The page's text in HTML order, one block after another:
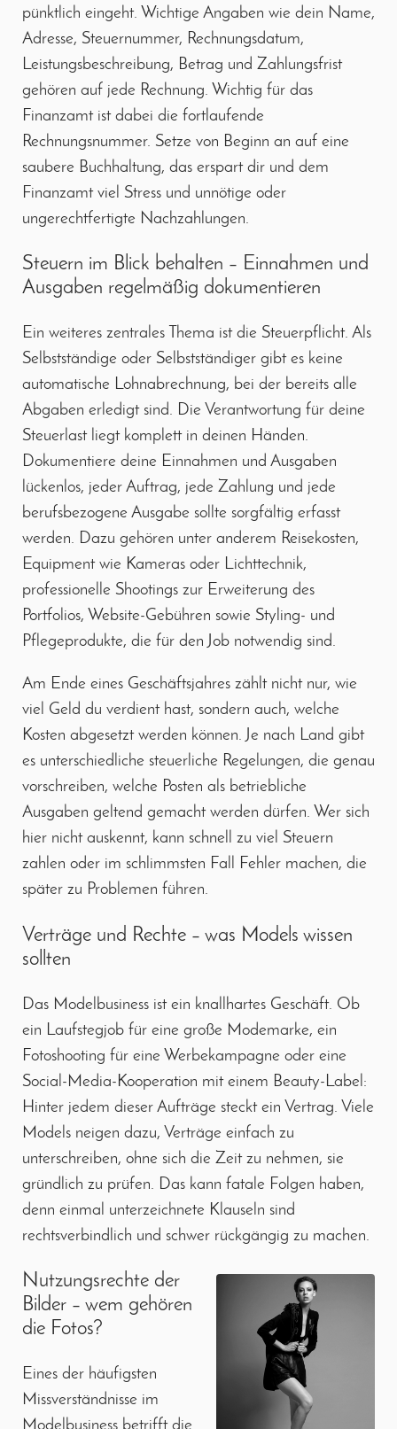
pünktlich eingeht. Wichtige Angaben wie dein Name,
Adresse, Steuernummer, Rechnungsdatum,
Leistungsbeschreibung, Betrag und Zahlungsfrist
gehören auf jede Rechnung. Wichtig für das
Finanzamt ist dabei die fortlaufende
Rechnungsnummer. Setze von Beginn an auf eine
saubere Buchhaltung, das erspart dir und dem
Finanzamt viel Stress und unnötige oder
ungerechtfertigte Nachzahlungen.
Steuern im Blick behalten – Einnahmen und
Ausgaben regelmäßig dokumentieren
Ein weiteres zentrales Thema ist die Steuerpflicht. Als
Selbstständige oder Selbstständiger gibt es keine
automatische Lohnabrechnung, bei der bereits alle
Abgaben erledigt sind. Die Verantwortung für deine
Steuerlast liegt komplett in deinen Händen.
Dokumentiere deine Einnahmen und Ausgaben
lückenlos, jeder Auftrag, jede Zahlung und jede
berufsbezogene Ausgabe sollte sorgfältig erfasst
werden. Dazu gehören unter anderem Reisekosten,
Equipment wie Kameras oder Lichttechnik,
professionelle Shootings zur Erweiterung des
Portfolios, Website-Gebühren sowie Styling- und
Pflegeprodukte, die für den Job notwendig sind.
Am Ende eines Geschäftsjahres zählt nicht nur, wie
viel Geld du verdient hast, sondern auch, welche
Kosten abgesetzt werden können. Je nach Land gibt
es unterschiedliche steuerliche Regelungen, die genau
vorschreiben, welche Posten als betriebliche
Ausgaben geltend gemacht werden dürfen. Wer sich
hier nicht auskennt, kann schnell zu viel Steuern
zahlen oder im schlimmsten Fall Fehler machen, die
später zu Problemen führen.
Verträge und Rechte – was Models wissen
sollten
Das Modelbusiness ist ein knallhartes Geschäft. Ob
ein Laufstegjob für eine große Modemarke, ein
Fotoshooting für eine Werbekampagne oder eine
Social-Media-Kooperation mit einem Beauty-Label:
Hinter jedem dieser Aufträge steckt ein Vertrag. Viele
Models neigen dazu, Verträge einfach zu
unterschreiben, ohne sich die Zeit zu nehmen, sie
gründlich zu prüfen. Das kann fatale Folgen haben,
denn einmal unterzeichnete Klauseln sind
rechtsverbindlich und schwer rückgängig zu machen.
Nutzungsrechte der
Bilder – wem gehören
die Fotos?
Eines der häufigsten
Missverständnisse im